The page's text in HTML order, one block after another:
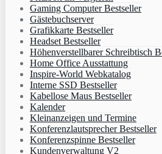
Gaming Computer Bestseller
Gästebuchserver
Grafikkarte Bestseller
Headset Bestseller
Höhenverstellbarer Schreibtisch
Home Office Ausstattung
Inspire-World Webkatalog
Interne SSD Bestseller
Kabellose Maus Bestseller
Kalender
Kleinanzeigen und Termine
Konferenzlautsprecher Bestseller
Konferenzspinne Bestseller
Kundenverwaltung V2